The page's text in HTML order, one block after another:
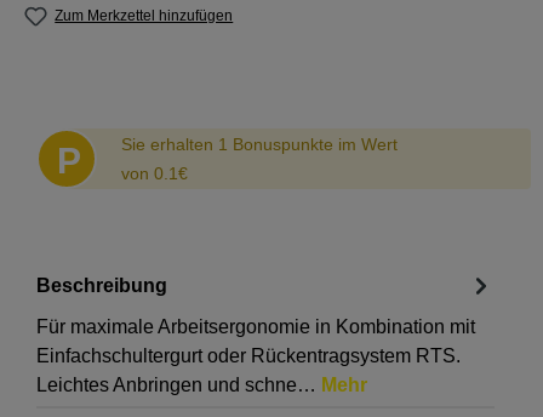
Zum Merkzettel hinzufügen
P
Sie erhalten 1 Bonuspunkte im Wert
von 0.1€
Beschreibung
Für maximale Arbeitsergonomie in Kombination mit
Einfachschultergurt oder Rückentragsystem RTS.
Leichtes Anbringen und schne… Mehr